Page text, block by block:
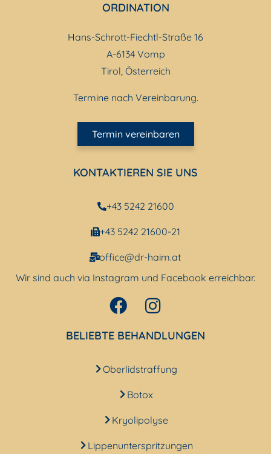
ORDINATION
Hans-Schrott-Fiechtl-Straße 16
A-6134 Vomp
Tirol, Österreich
Termine nach Vereinbarung.
Termin vereinbaren
KONTAKTIEREN SIE UNS
+43 5242 21600
+43 5242 21600-21
office@dr-haim.at
Wir sind auch via Instagram und Facebook erreichbar.
BELIEBTE BEHANDLUNGEN
Oberlidstraffung
Botox
Kryolipolyse
Lippenunterspritzungen